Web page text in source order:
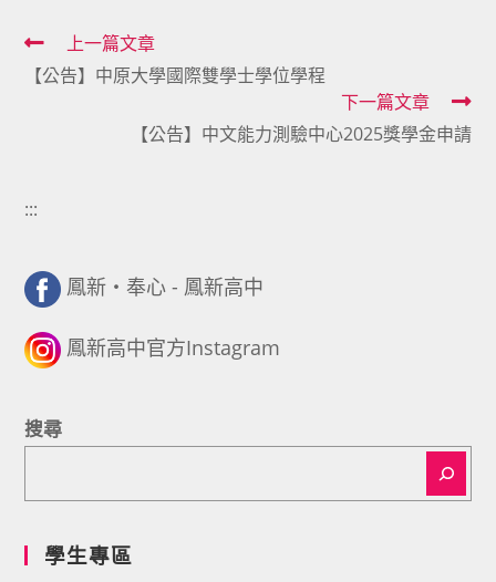
Read
more
上一篇文章
【公告】中原大學國際雙學士學位學程
下一篇文章
【公告】中文能力測驗中心2025獎學金申請
:::
鳳新・奉心 - 鳳新高中
鳳新高中官方Instagram
搜尋
學生專區